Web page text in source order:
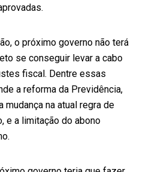
o próximo governo não terá
se conseguir levar a cabo
fiscal. Dentre essas
a reforma da Previdência,
na atual regra de
e a limitação do abono